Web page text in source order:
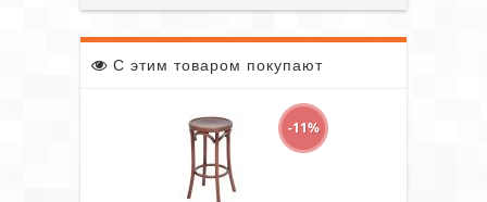
С этим товаром покупают
-11%